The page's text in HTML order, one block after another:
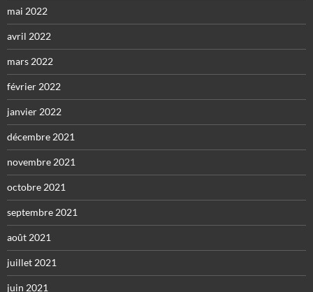
mai 2022
avril 2022
mars 2022
février 2022
janvier 2022
décembre 2021
novembre 2021
octobre 2021
septembre 2021
août 2021
juillet 2021
juin 2021